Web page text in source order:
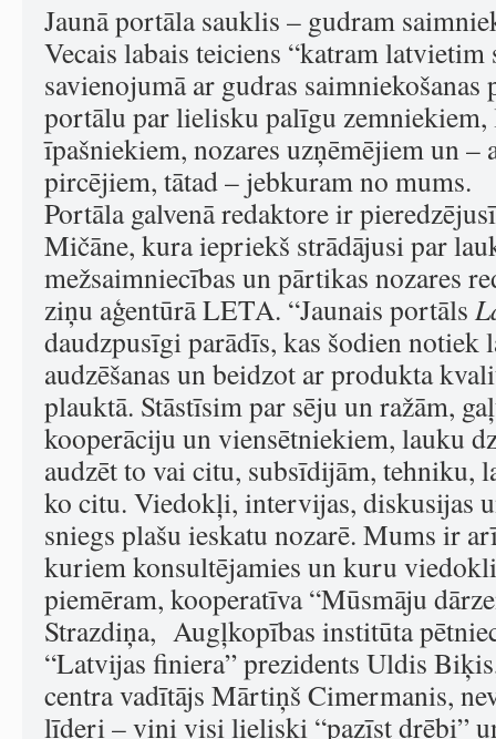
Jaunā portāla sauklis – gudram
Vecais labais teiciens “katram latvietim
savienojumā ar gudras
portālu par lielisku palīgu zemniekiem,
īpašniekiem, nozares uzņēmējiem un
pircējiem, tātad – jebkuram no mums.
Portāla galvenā redaktore ir
Mičāne, kura iepriekš strādājusi par
mežsaimniecības un pārtikas nozares
ziņu aģentūrā LETA. “Jaunais portāls
daudzpusīgi parādīs, kas šodien notiek
audzēšanas un beidzot ar produkta
plauktā. Stāstīsim par sēju un ražām,
kooperāciju un viensētniekiem, lauku
audzēt to vai citu, subsīdijām, tehniku,
ko citu. Viedokļi, intervijas, diskusijas
sniegs plašu ieskatu nozarē. Mums ir
kuriem konsultējamies un kuru
piemēram, kooperatīva “Mūsmāju
Strazdiņa, Augļkopības institūta
“Latvijas finiera” prezidents Uldis
centra vadītājs Mārtiņš Cimermanis,
līderi – viņi visi lieliski “pazīst drēbi”